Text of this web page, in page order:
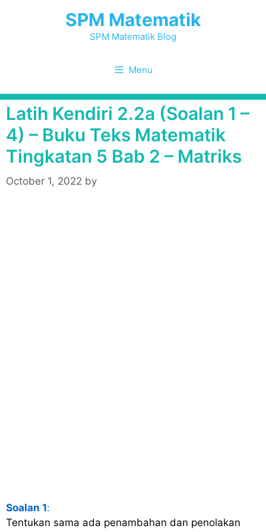
SPM Matematik
SPM Matematik Blog
Menu
Latih Kendiri 2.2a (Soalan 1 –
4) – Buku Teks Matematik
Tingkatan 5 Bab 2 – Matriks
October 1, 2022 by
Soalan 1:
Tentukan sama ada penambahan dan penolakan